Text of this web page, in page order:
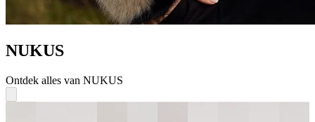
NUKUS
Ontdek alles van NUKUS